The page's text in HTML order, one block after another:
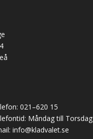
021–620 15
Måndag till Torsdag
info@kladvalet.se